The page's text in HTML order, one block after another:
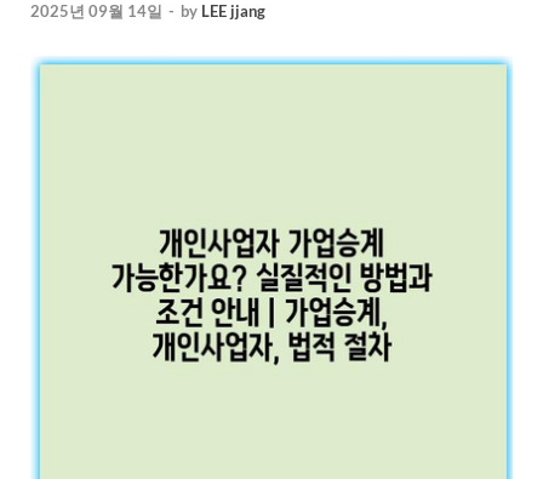
2025년 09월 14일 - by LEE jjang